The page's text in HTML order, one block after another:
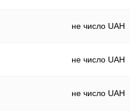
не число UAH
не число UAH
не число UAH